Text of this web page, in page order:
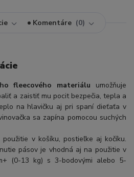
Komentáre 0
fleecového materiálu umožňuje
a zaistiť mu pocit bezpečia, tepla a
na hlavičku aj pri spaní dieťaťa v
sa zapína pomocou suchých
v košíku, postieľke aj kočíku.
pásov je vhodná aj na použitie v
(0-13 kg) s 3-bodovými alebo 5-